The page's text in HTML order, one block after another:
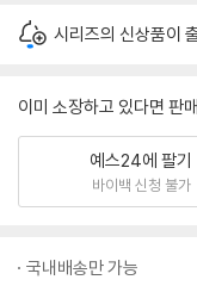
시리즈의 신상품이
이미 소장하고 있다면 판
예스24에 팔기
바이백 신청 불가
국내배송만 가능